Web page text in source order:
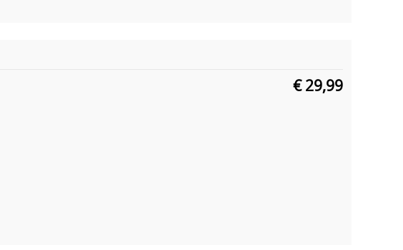
€ 29,99